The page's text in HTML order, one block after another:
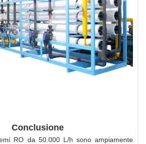
Conclusione
RO da 50.000 L/h sono ampiamente